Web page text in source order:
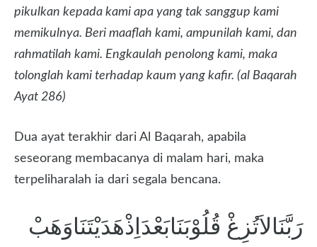
pikulkan kepada kami apa yang tak sanggup kami
memikulnya. Beri maaflah kami, ampunilah kami, dan
rahmatilah kami. Engkaulah penolong kami, maka
tolonglah kami terhadap kaum yang kafir. (al Baqarah
Ayat 286)
Dua ayat terakhir dari Al Baqarah, apabila
seseorang membacanya di malam hari, maka
terpeliharalah ia dari segala bencana.
رَبَّنَالاَتُزِغْ قُلُوْبَنَابَعْدَاِذْهَدَيْتَنَاوَهَبْ